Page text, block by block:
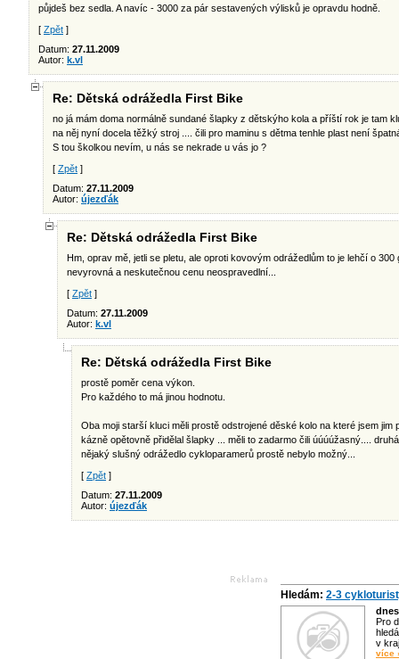
půjdeš bez sedla. A navíc - 3000 za pár sestavených výlisků je opravdu hodně.
[ Zpět ]
Datum: 27.11.2009
Autor: k.vl
Re: Dětská odrážedla First Bike
no já mám doma normálně sundané šlapky z dětskýho kola a příští rok je tam
na něj nyní docela těžký stroj .... čili pro maminu s dětma tenhle plast není
S tou školkou nevím, u nás se nekrade u vás jo ?
[ Zpět ]
Datum: 27.11.2009
Autor: újezďák
Re: Dětská odrážedla First Bike
Hm, oprav mě, jetli se pletu, ale oproti kovovým odrážedlům to je lehčí o
nevyrovná a neskutečnou cenu neospravedlní...
[ Zpět ]
Datum: 27.11.2009
Autor: k.vl
Re: Dětská odrážedla First Bike
prostě poměr cena výkon.
Pro každého to má jinou hodnotu.
Oba moji starší kluci měli prostě odstrojené děské kolo na které jsem
kázně opětovně přidělal šlapky ... měli to zadarmo čili úúúúžasný....
nějaký slušný odrážedlo cykloparamerů prostě nebylo možný...
[ Zpět ]
Datum: 27.11.2009
Autor: újezďák
Hledám: 2-3
dnes
Pro
v
více